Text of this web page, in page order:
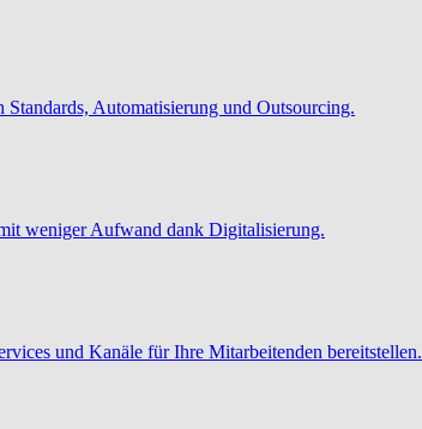
Standards, Automatisierung und Outsourcing.
weniger Aufwand dank Digitalisierung.
und Kanäle für Ihre Mitarbeitenden bereitstellen.